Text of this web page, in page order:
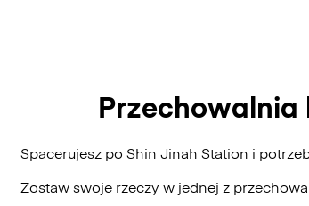
Przechowalnia
Spacerujesz po Shin Jinah Station i
Zostaw swoje rzeczy w jednej z